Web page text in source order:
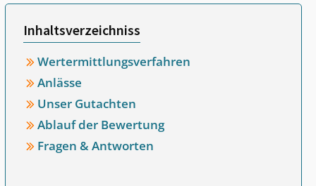
Inhaltsverzeichniss
Wertermittlungsverfahren
Anlässe
Unser Gutachten
Ablauf der Bewertung
Fragen & Antworten